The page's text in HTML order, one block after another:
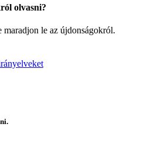
olvasni?
le az újdonságokról.